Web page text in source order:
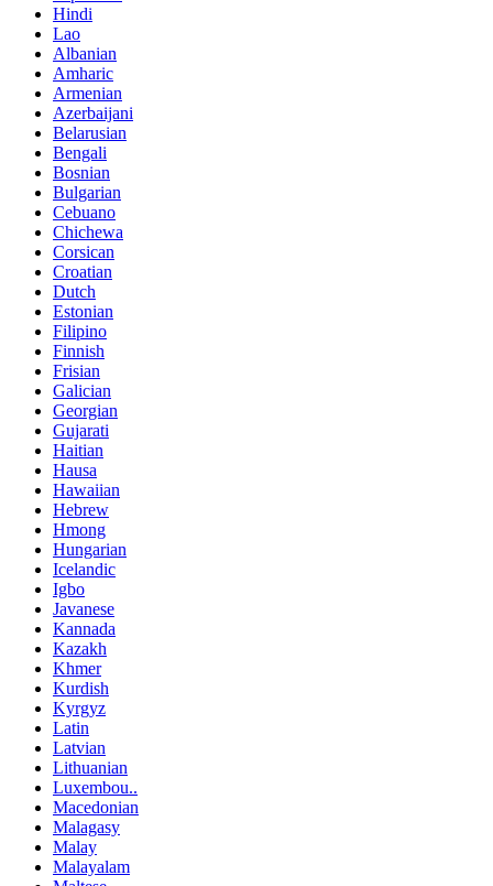
Hindi
Lao
Albanian
Amharic
Armenian
Azerbaijani
Belarusian
Bengali
Bosnian
Bulgarian
Cebuano
Chichewa
Corsican
Croatian
Dutch
Estonian
Filipino
Finnish
Frisian
Galician
Georgian
Gujarati
Haitian
Hausa
Hawaiian
Hebrew
Hmong
Hungarian
Icelandic
Igbo
Javanese
Kannada
Kazakh
Khmer
Kurdish
Kyrgyz
Latin
Latvian
Lithuanian
Luxembou..
Macedonian
Malagasy
Malay
Malayalam